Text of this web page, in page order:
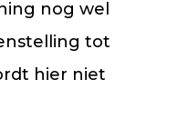
nog wel
tot
hier niet